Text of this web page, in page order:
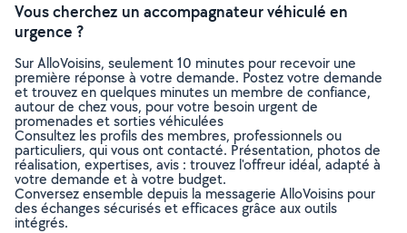
Vous cherchez un accompagnateur véhiculé en
urgence ?
Sur AlloVoisins, seulement 10 minutes pour recevoir une
première réponse à votre demande. Postez votre demande
et trouvez en quelques minutes un membre de confiance,
autour de chez vous, pour votre besoin urgent de
promenades et sorties véhiculées
Consultez les profils des membres, professionnels ou
particuliers, qui vous ont contacté. Présentation, photos de
réalisation, expertises, avis : trouvez l'offreur idéal, adapté à
votre demande et à votre budget.
Conversez ensemble depuis la messagerie AlloVoisins pour
des échanges sécurisés et efficaces grâce aux outils
intégrés.